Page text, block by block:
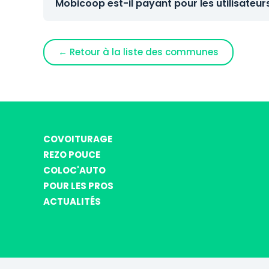
Mobicoop est-il payant pour les
← Retour à la liste des communes
COVOITURAGE
REZO POUCE
COLOC'AUTO
POUR LES PROS
ACTUALITÉS